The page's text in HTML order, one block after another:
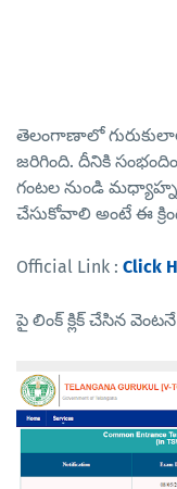
తెలంగాణాలో
జరిగింది. దీనికి
గంటల నుండి
చేసుకోవాలి అంటే ఈ
Official Link : Click
పై లింక్ క్లిక్ చేసిన